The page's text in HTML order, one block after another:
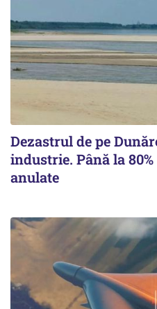
Dezastrul de pe
industrie. Până la
anulate